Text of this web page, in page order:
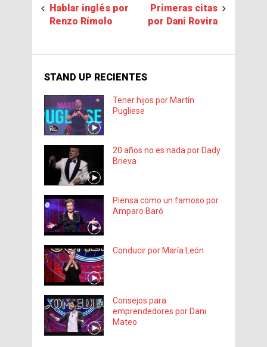
Hablar inglés por
Renzo Rímolo
Primeras citas
por Dani Rovira
STAND UP RECIENTES
Tener hijos por Martín
Pugliese
20 años no es nada por Dady
Brieva
Piensa como un famoso por
Amparo Baró
Conducir por María León
Consejos para
emprendedores por Dani
Mateo